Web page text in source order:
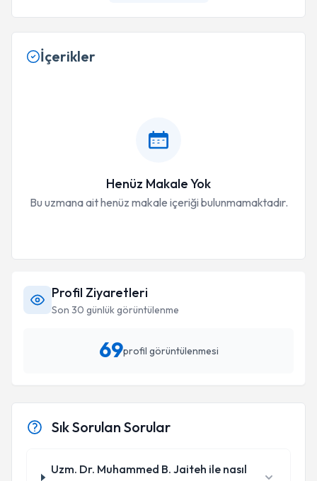
İçerikler
Henüz Makale Yok
Bu uzmana ait henüz makale içeriği bulunmamaktadır.
Profil Ziyaretleri
Son 30 günlük görüntülenme
69profil görüntülenmesi
Sık Sorulan Sorular
Uzm. Dr. Muhammed B. Jaiteh ile nasıl